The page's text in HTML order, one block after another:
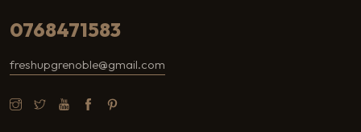
0768471583
freshupgrenoble@gmail.com